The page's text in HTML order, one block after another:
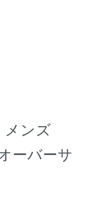
メンズ
ーバーサ